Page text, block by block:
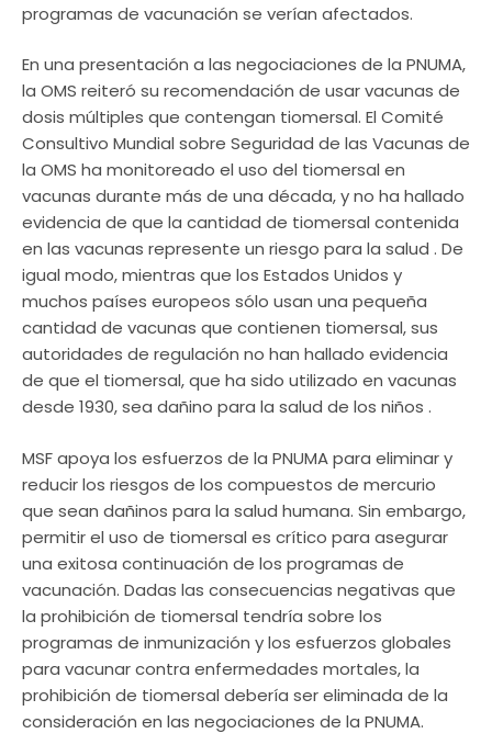
programas de vacunación se verían afectados.
En una presentación a las negociaciones de la PNUMA,
la OMS reiteró su recomendación de usar vacunas de
dosis múltiples que contengan tiomersal. El Comité
Consultivo Mundial sobre Seguridad de las Vacunas de
la OMS ha monitoreado el uso del tiomersal en
vacunas durante más de una década, y no ha hallado
evidencia de que la cantidad de tiomersal contenida
en las vacunas represente un riesgo para la salud . De
igual modo, mientras que los Estados Unidos y
muchos países europeos sólo usan una pequeña
cantidad de vacunas que contienen tiomersal, sus
autoridades de regulación no han hallado evidencia
de que el tiomersal, que ha sido utilizado en vacunas
desde 1930, sea dañino para la salud de los niños .
MSF apoya los esfuerzos de la PNUMA para eliminar y
reducir los riesgos de los compuestos de mercurio
que sean dañinos para la salud humana. Sin embargo,
permitir el uso de tiomersal es crítico para asegurar
una exitosa continuación de los programas de
vacunación. Dadas las consecuencias negativas que
la prohibición de tiomersal tendría sobre los
programas de inmunización y los esfuerzos globales
para vacunar contra enfermedades mortales, la
prohibición de tiomersal debería ser eliminada de la
consideración en las negociaciones de la PNUMA.